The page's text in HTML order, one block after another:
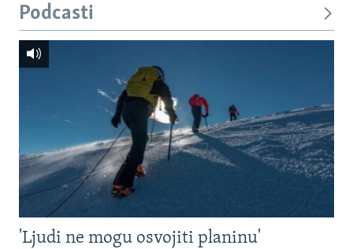
Podcasti
'Ljudi ne mogu osvojiti planinu'